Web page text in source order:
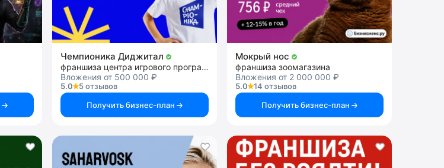
Чемпионика Диджитал
франшиза центра игрового программирования
Вложения от 500 000 ₽
5.0
5 отзывов
Получить бизнес-план
Мокрый нос
франшиза зоомагазина
Вложения от 2 000 000 ₽
5.0
14 отзывов
Получить бизнес-план